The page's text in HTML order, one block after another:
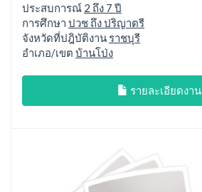
ประสบการณ์ 2 ถึง 7 ปี
การศึกษา ปวช ถึง ปริญาตรี
จังหวัดที่ปฎิบัติงาน ราชบุรี
อำเภอ/เขต บ้านโป่ง
รายละเอียดงาน